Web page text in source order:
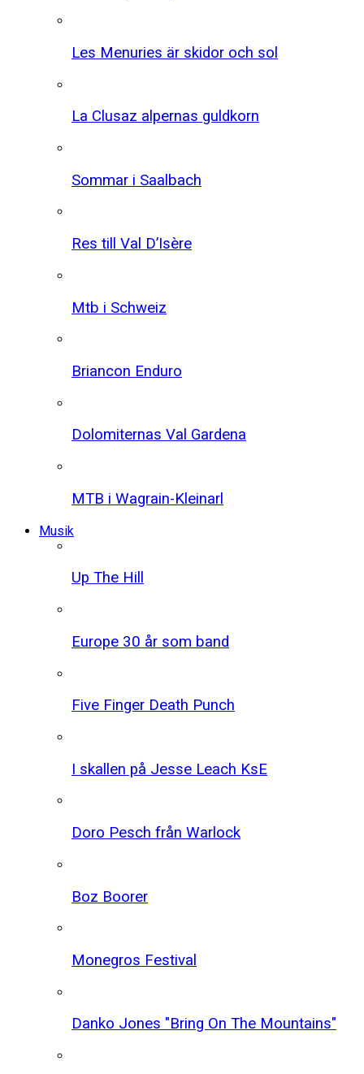
Les Menuries är skidor och sol
La Clusaz alpernas guldkorn
Sommar i Saalbach
Res till Val D’Isère
Mtb i Schweiz
Briancon Enduro
Dolomiternas Val Gardena
MTB i Wagrain-Kleinarl
Musik
Up The Hill
Europe 30 år som band
Five Finger Death Punch
I skallen på Jesse Leach KsE
Doro Pesch från Warlock
Boz Boorer
Monegros Festival
Danko Jones "Bring On The Mountains"